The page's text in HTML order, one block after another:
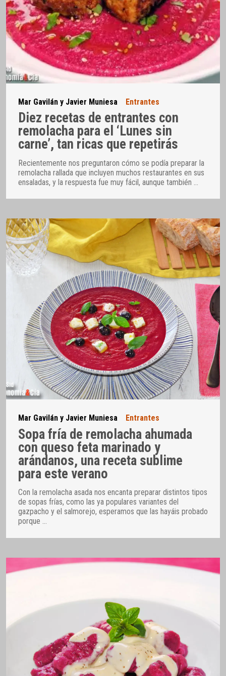
Mar Gavilán y Javier Muniesa Entrantes
Diez recetas de entrantes con
remolacha para el ‘Lunes sin
carne’, tan ricas que repetirás
Recientemente nos preguntaron cómo se podía preparar la
remolacha rallada que incluyen muchos restaurantes en sus
ensaladas, y la respuesta fue muy fácil, aunque también
Mar Gavilán y Javier Muniesa Entrantes
Sopa fría de remolacha ahumada
con queso feta marinado y
arándanos, una receta sublime
para este verano
Con la remolacha asada nos encanta preparar distintos tipos
de sopas frías, como las ya populares variantes del
gazpacho y el salmorejo, esperamos que las hayáis probado
porque …